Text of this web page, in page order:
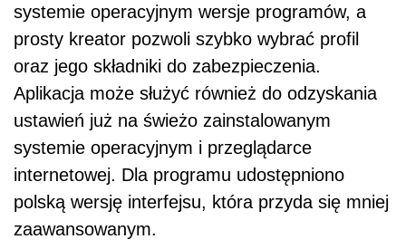
systemie operacyjnym wersje programów, a
prosty kreator pozwoli szybko wybrać profil
oraz jego składniki do zabezpieczenia.
Aplikacja może służyć również do odzyskania
ustawień już na świeżo zainstalowanym
systemie operacyjnym i przeglądarce
internetowej. Dla programu udostępniono
polską wersję interfejsu, która przyda się mniej
zaawansowanym.